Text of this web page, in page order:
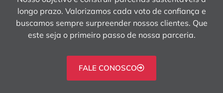
longo prazo. Valorizamos cada voto de confiança e
buscamos sempre surpreender nossos clientes. Que
este seja o primeiro passo de nossa parceria.
FALE CONOSCO